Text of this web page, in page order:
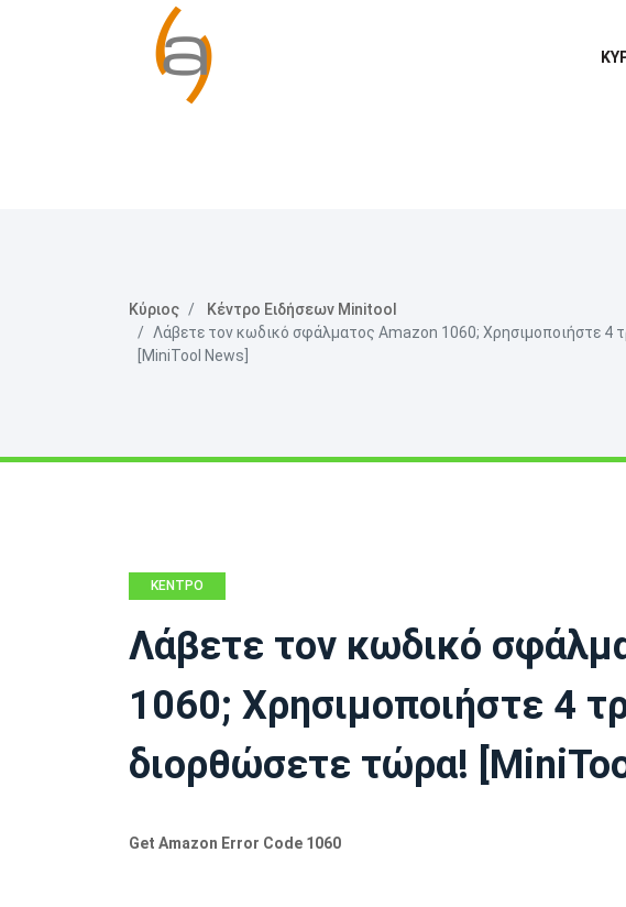
Κύριος
Κέντρο Ειδήσεων Minitool
Λάβετε τον κωδικό σφάλματος Amazon 1060; Χρησιμοποιήστε 4
[MiniTool News]
ΚΈΝΤΡΟ
MINITOOL
Λάβετε τον κωδικό
1060; Χρησιμοποιήστε 4
διορθώσετε τώρα!
Get Amazon Error Code 1060